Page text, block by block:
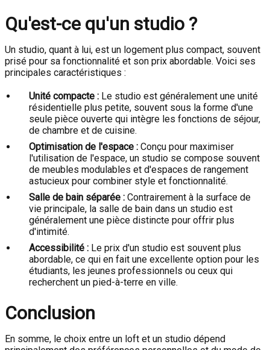
Qu'est-ce qu'un studio ?
Un studio, quant à lui, est un logement plus compact, souvent
prisé pour sa fonctionnalité et son prix abordable. Voici ses
principales caractéristiques :
Unité compacte : Le studio est généralement une unité
résidentielle plus petite, souvent sous la forme d'une
seule pièce ouverte qui intègre les fonctions de séjour,
de chambre et de cuisine.
Optimisation de l'espace : Conçu pour maximiser
l'utilisation de l'espace, un studio se compose souvent
de meubles modulables et d'espaces de rangement
astucieux pour combiner style et fonctionnalité.
Salle de bain séparée : Contrairement à la surface de
vie principale, la salle de bain dans un studio est
généralement une pièce distincte pour offrir plus
d'intimité.
Accessibilité : Le prix d'un studio est souvent plus
abordable, ce qui en fait une excellente option pour les
étudiants, les jeunes professionnels ou ceux qui
recherchent un pied-à-terre en ville.
Conclusion
En somme, le choix entre un loft et un studio dépend